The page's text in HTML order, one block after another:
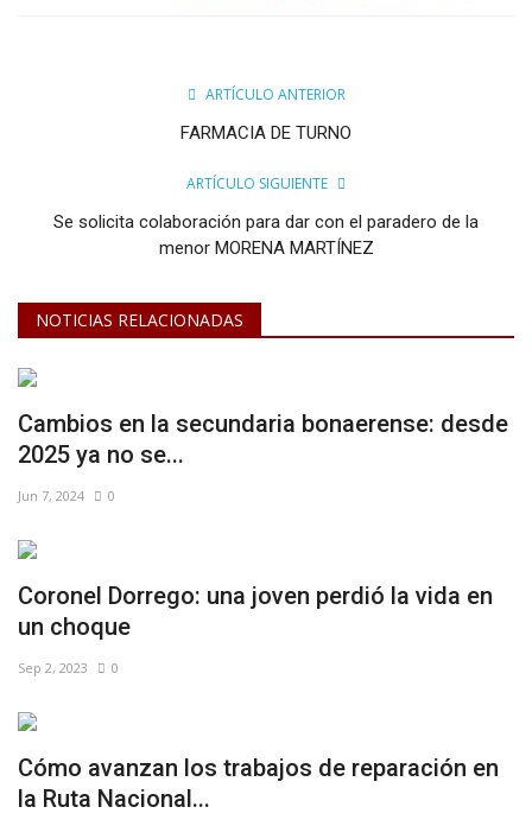
ARTÍCULO ANTERIOR
FARMACIA DE TURNO
ARTÍCULO SIGUIENTE
Se solicita colaboración para dar con el paradero de la
menor MORENA MARTÍNEZ
NOTICIAS RELACIONADAS
Cambios en la secundaria bonaerense: desde
2025 ya no se...
Jun 7, 2024 0
Coronel Dorrego: una joven perdió la vida en
un choque
Sep 2, 2023 0
Cómo avanzan los trabajos de reparación en
la Ruta Nacional...